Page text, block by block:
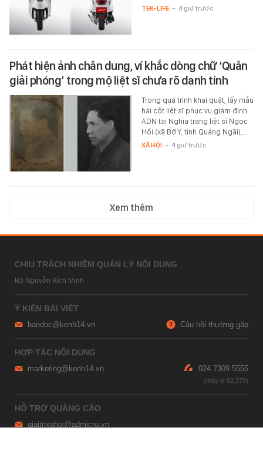
TEK-LIFE - 4 giờ trước
Phát hiện ảnh chân dung, ví khắc dòng chữ ‘Quân
giải phóng’ trong mộ liệt sĩ chưa rõ danh tính
Trong quá trình khai quật, lấy mẫu
hài cốt liệt sĩ phục vụ giám định
ADN tại Nghĩa trang liệt sĩ Ngọc
Hồi (xã Bờ Y, tỉnh Quảng Ngãi),…
XÃ HỘI - 4 giờ trước
Xem thêm
CHỊU TRÁCH NHIỆM QUẢN LÝ NỘI DUNG
Bà Nguyễn Bích Minh
Ý KIẾN BÀI VIẾT
bandoc@kenh14.vn Câu hỏi thường gặp
HỢP TÁC NỘI DUNG
marketing@kenh14.vn 024 7309 5555
HỖ TRỢ QUẢNG CÁO
giaitrixahoi@admicro.vn